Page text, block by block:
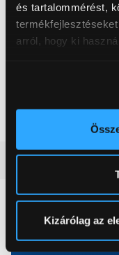
és tartalommérést,
arról, hogy ki
Az Ön
módjairól és adja
pontban. Bármikor
Sütinyilatkozathoz
Kizárólag az
Termék adatlap
Vásárlói vélemények